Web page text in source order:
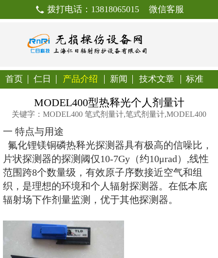
拨打电话：13818065015
首页 仁日 产品介绍 新闻 技
MODEL400型热释光个
关键字：MODEL400 笔式剂量计,笔式剂
一 特点与用途
氟化锂镁铜磷热释光探测器具有
片状探测器的探测阈仅10-7Gy（约
范围跨8个数量级，有效原子序数